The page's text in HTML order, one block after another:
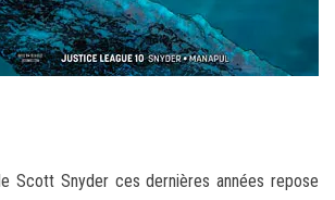
Scott Snyder ces dernières années repose